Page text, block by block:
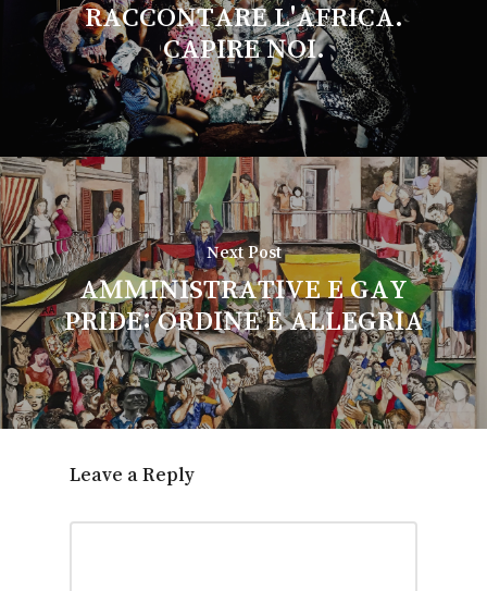
RACCONTARE L'AFRICA.
CAPIRE NOI.
Next Post
AMMINISTRATIVE E GAY
PRIDE: ORDINE E ALLEGRIA
Leave a Reply